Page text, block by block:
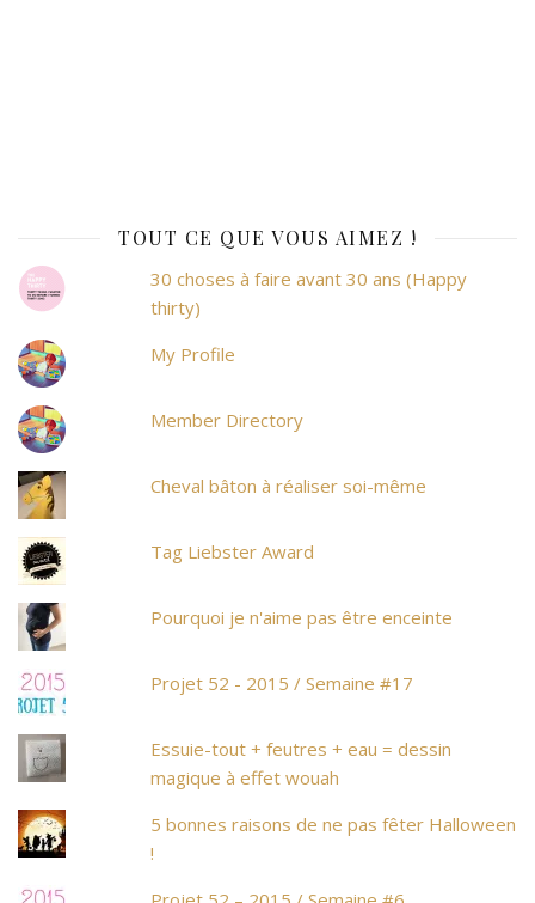
TOUT CE QUE VOUS AIMEZ !
30 choses à faire avant 30 ans (Happy
thirty)
My Profile
Member Directory
Cheval bâton à réaliser soi-même
Tag Liebster Award
Pourquoi je n'aime pas être enceinte
Projet 52 - 2015 / Semaine #17
Essuie-tout + feutres + eau = dessin
magique à effet wouah
5 bonnes raisons de ne pas fêter Halloween
!